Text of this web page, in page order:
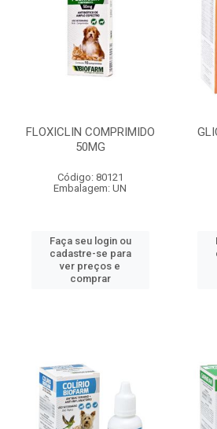
FLOXICLIN COMPRIMIDO
50MG
Código: 80121
Embalagem: UN
Faça seu login ou
cadastre-se para
ver preços e
comprar